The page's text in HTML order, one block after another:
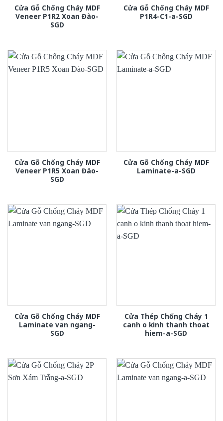
Cửa Gỗ Chống Cháy MDF
Veneer P1R2 Xoan Đào-
SGD
Cửa Gỗ Chống Cháy MDF
P1R4-C1-a-SGD
Cửa Gỗ Chống Cháy MDF
Veneer P1R5 Xoan Đào-
SGD
Cửa Gỗ Chống Cháy MDF
Laminate-a-SGD
Cửa Gỗ Chống Cháy MDF
Laminate van ngang-
SGD
Cửa Thép Chống Cháy 1
canh o kinh thanh thoat
hiem-a-SGD